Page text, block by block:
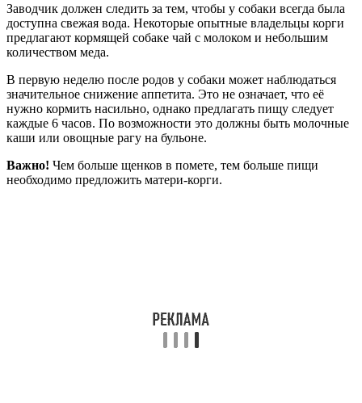
Заводчик должен следить за тем, чтобы у собаки всегда была
доступна свежая вода. Некоторые опытные владельцы корги
предлагают кормящей собаке чай с молоком и небольшим
количеством меда.
В первую неделю после родов у собаки может наблюдаться
значительное снижение аппетита. Это не означает, что её
нужно кормить насильно, однако предлагать пищу следует
каждые 6 часов. По возможности это должны быть молочные
каши или овощные рагу на бульоне.
Важно! Чем больше щенков в помете, тем больше пищи
необходимо предложить матери-корги.